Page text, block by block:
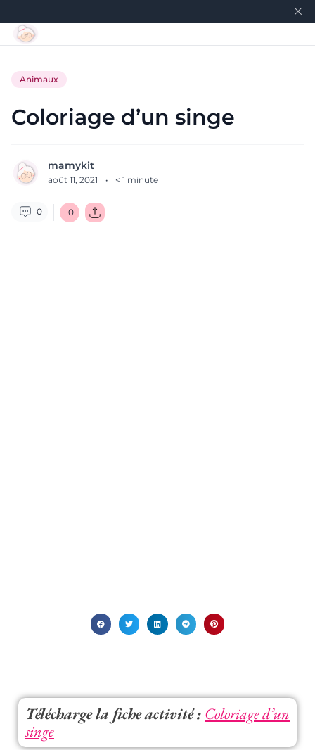
Animaux
Coloriage d’un singe
mamykit
août 11, 2021 · < 1 minute
0 0
Télécharge la fiche activité : Coloriage d’un
singe